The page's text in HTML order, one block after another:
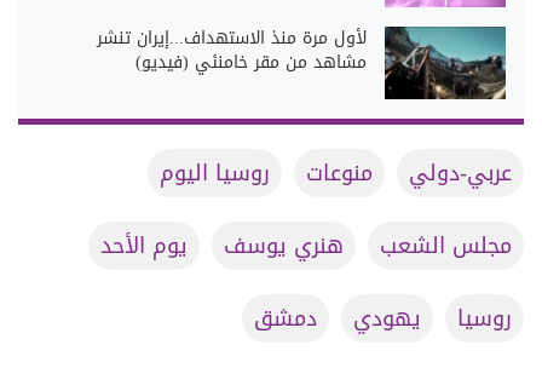
لأول مرة منذ الاستهداف...إيران تنشر
مشاهد من مقر خامنئي (فيديو)
عربي-دولي منوعات
روسيا اليوم
مجلس الشعب
هنري يوسف
يوم الأحد
روسيا
يهودي دمشق